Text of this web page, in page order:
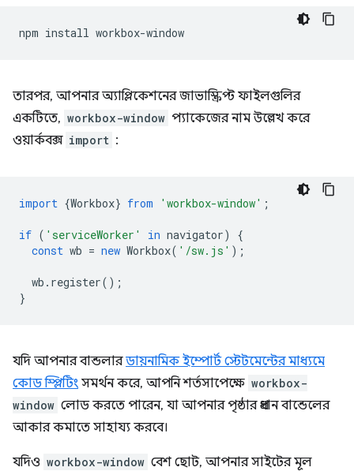
npm install
তারপর, আপনার অ্যাপ্লিকেশনের জাভাস্ক্রিপ্ট ফাইলগুলির
একটিতে, workbox-window প্যাকেজের নাম উল্লেখ করে
ওয়ার্কবক্স import :
import {Workbox} from 'workbox-window' ;
if ( 'serviceWorker' in navigator)
{
const wb = new Workbox( '/sw.js' );
wb . register();
}
যদি আপনার বান্ডলারডায়নামিক ইম্পোর্ট স্টেটমেন্টের মাধ্যমে
কোড স্প্লিটিং সমর্থন করে, আপনি শর্তসাপেক্ষে workbox-
window লোড করতে পারেন, যা আপনার পৃষ্ঠার প্রধান বান্ডেলের
আকার কমাতে সাহায্য করবে।
যদিও workbox-window বেশ ছোট, আপনার সাইটের মূল